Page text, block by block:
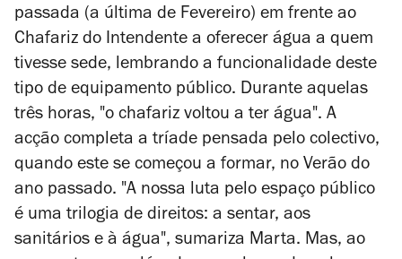
passada (a última de Fevereiro) em frente ao
Chafariz do Intendente a oferecer água a quem
tivesse sede, lembrando a funcionalidade deste
tipo de equipamento público. Durante aquelas
três horas, "o chafariz voltou a ter água". A
acção completa a tríade pensada pelo colectivo,
quando este se começou a formar, no Verão do
ano passado. "A nossa luta pelo espaço público
é uma trilogia de direitos: a sentar, aos
sanitários e à água", sumariza Marta. Mas, ao